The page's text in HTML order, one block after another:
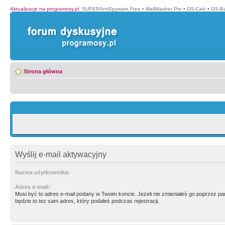
Aktualizacje na programosy.pl: SUPERAntiSpyware Free • MailWasher Pro • GS-Calc • GS-
Strona główna
Wyślij e-mail aktywacyjny
Nazwa użytkownika:
Adres e-mail:
Musi być to adres e-mail podany w Twoim koncie. Jeżeli nie zmieniałeś go poprzez
będzie to tez sam adres, który podałeś podczas rejestracji.